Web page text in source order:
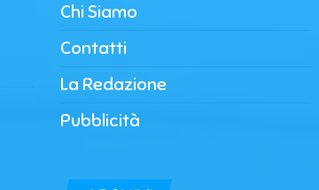
Chi Siamo
Contatti
La Redazione
Pubblicità